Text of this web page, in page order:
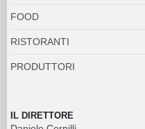
FOOD
RISTORANTI
PRODUTTORI
IL DIRETTORE